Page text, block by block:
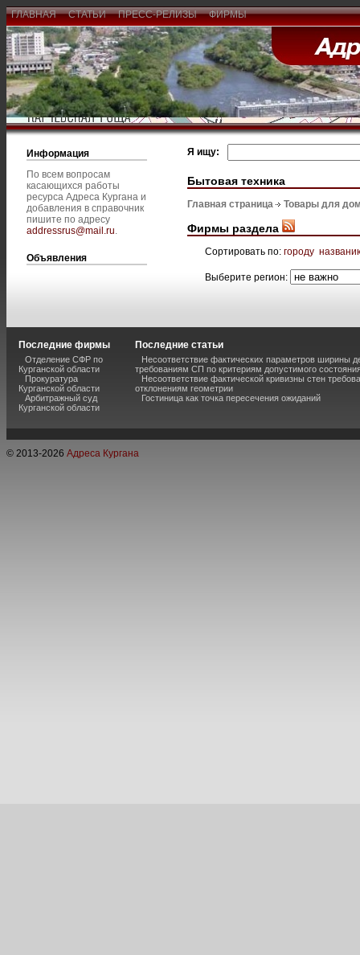
ГЛАВНАЯ СТАТЬИ ПРЕСС-РЕЛИЗЫ ФИРМЫ
Информация
По всем вопросам
касающихся работы
ресурса Адреса Кургана и
добавления в справочник
пишите по адресу
addressrus@mail.ru.
Объявления
Я ищу:
Бытовая техника
Главная страница Товары для
Фирмы раздела
Сортировать по: городу
Выберите регион:
Последние фирмы
Отделение СФР по
Курганской области
Прокуратура
Курганской области
Арбитражный суд
Курганской области
Последние статьи
Несоответствие фактических параметров ширины
требованиям СП по критериям допустимого
Несоответствие фактической кривизны стен
отклонениям геометрии
Гостиница как точка пересечения ожиданий
© 2013-2026 Адреса Кургана